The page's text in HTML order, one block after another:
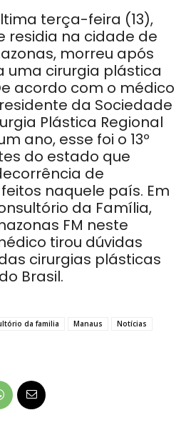
terça-feira (13),
residia na cidade de
morreu após
uma cirurgia plástica
acordo com o médico
da Sociedade
Plástica Regional
ano, esse foi o 13º
do estado que
de
naquele país. Em
da Família,
FM neste
tirou dúvidas
cirurgias plásticas
Brasil.
da familia Manaus Notícias